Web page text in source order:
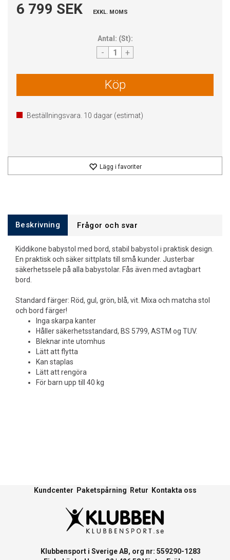
6 799 SEK EXKL. MOMS
Antal: (St):
- +
Köp
Beställningsvara. 10 dagar (estimat)
Lägg i favoriter
Beskrivning Frågor och svar
Kiddikone babystol med bord, stabil babystol i praktisk design.
En praktisk och säker sittplats till små kunder. Justerbar
säkerhetssele på alla babystolar. Fås även med avtagbart
bord.
Standard färger: Röd, gul, grön, blå, vit. Mixa och matcha stol
och bord färger!
Inga skarpa kanter
Håller säkerhetsstandard, BS 5799, ASTM og TUV.
Bleknar inte utomhus
Lätt att flytta
Kan staplas
Lätt att rengöra
För barn upp till 40 kg
Kundcenter Paketspårning Retur Kontakta oss
Klubbensport i Sverige AB, org nr: 559290-1283